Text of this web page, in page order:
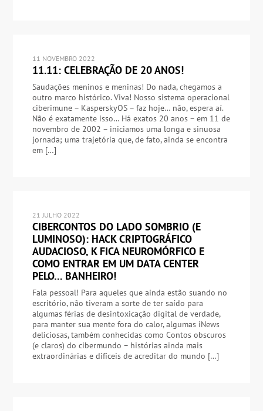
11 NOVEMBRO 2022
11.11: CELEBRAÇÃO DE 20 ANOS!
Saudações meninos e meninas! Do nada, chegamos a
outro marco histórico. Viva! Nosso sistema operacional
ciberimune – KasperskyOS – faz hoje… não, espera aí.
Não é exatamente isso… Há exatos 20 anos – em 11 de
novembro de 2002 – iniciamos uma longa e sinuosa
jornada; uma trajetória que, de fato, ainda se encontra
em […]
21 JULHO 2022
CIBERCONTOS DO LADO SOMBRIO (E
LUMINOSO): HACK CRIPTOGRÁFICO
AUDACIOSO, K FICA NEUROMÓRFICO E
COMO ENTRAR EM UM DATA CENTER
PELO… BANHEIRO!
Fala pessoal! Para aqueles que ainda estão suando no
escritório, não tiveram a sorte de ter saído para
algumas férias de desintoxicação digital de verdade,
para manter sua mente fora do calor, algumas iNews
deliciosas, também conhecidas como Contos obscuros
(e claros) do cibermundo – histórias ainda mais
extraordinárias e difíceis de acreditar do mundo […]